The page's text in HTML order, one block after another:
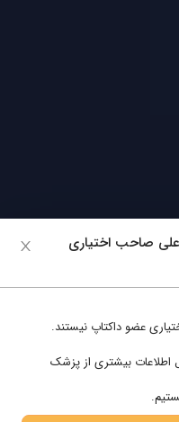
صاحب اختیاری
عضو داکتاپ نیستند.
اطلاعات بیشتری از پزشک